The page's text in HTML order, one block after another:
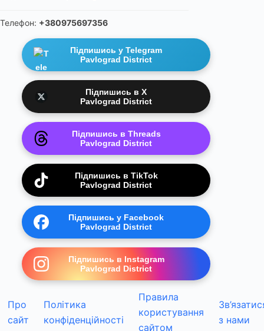
Телефон: +380975697356
Підпишись у Telegram
Pavlograd District
Підпишись в X
Pavlograd District
Підпишись в Threads
Pavlograd District
Підпишись в TikTok
Pavlograd District
Підпишись у Facebook
Pavlograd District
Підпишись в Instagram
Pavlograd District
Про
сайт
Політика
конфіденційності
Правила
користування
сайтом
з нами